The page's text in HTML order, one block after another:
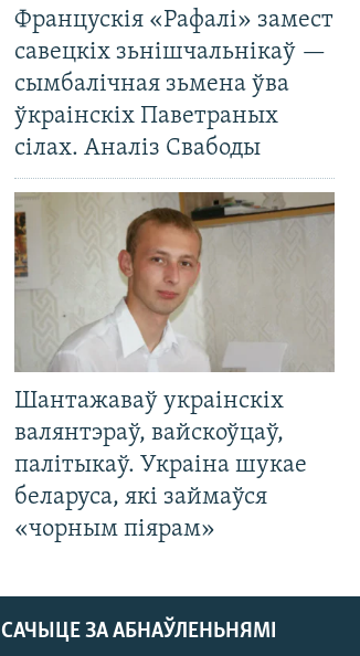
Францускія «Рафалі» замест
савецкіх зьнішчальнікаў —
сымбалічная зьмена ўва
ўкраінскіх Паветраных
сілах. Аналіз Свабоды
Шантажаваў украінскіх
валянтэраў, вайскоўцаў,
палітыкаў. Украіна шукае
беларуса, які займаўся
«чорным піярам»
САЧЫЦЕ ЗА АБНАЎЛЕНЬНЯМІ